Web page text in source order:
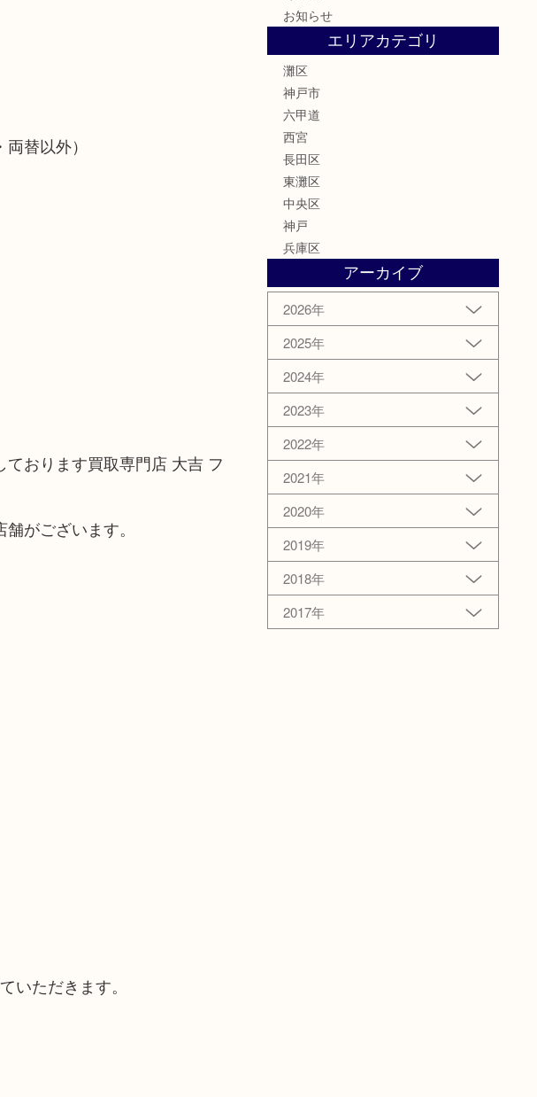
替以外）
おります買取専門店 大吉 フ
がございます。
いただきます。
お知らせ
エリアカテゴリ
灘区
神戸市
六甲道
西宮
長田区
東灘区
中央区
神戸
兵庫区
アーカイブ
2026年
2025年
2024年
2023年
2022年
2021年
2020年
2019年
2018年
2017年